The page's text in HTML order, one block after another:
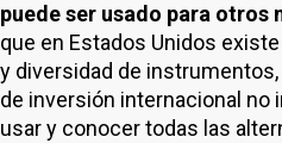
puede ser usado para otros
que en Estados Unidos
y diversidad de
de inversión internacional no
usar y conocer todas las